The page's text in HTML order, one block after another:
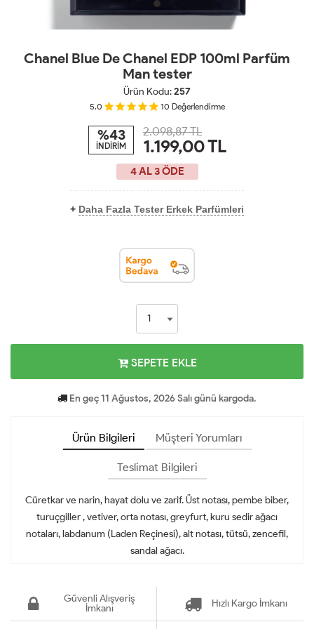
Chanel Blue De Chanel EDP 100ml Parfüm
Man tester
Ürün Kodu:257
5.0 10 Değerlendirme
%43
İNDİRİM
2.098,87 TL
1.199,00TL
4 AL 3 ÖDE
+ Daha Fazla Tester Erkek Parfümleri
SEPETE EKLE
En geç 11 Ağustos, 2026 Salı günü kargoda.
Ürün Bilgileri Müşteri Yorumları
Teslimat Bilgileri
Cüretkar ve narin, hayat dolu ve zarif. Üst notası, pembe biber,
turuçgiller , vetiver, orta notası, greyfurt, kuru sedir ağacı
notaları, labdanum (Laden Reçinesi), alt notası, tütsü, zencefil,
sandal ağacı.
Güvenli Alışveriş
İmkanı
Hızlı Kargo İmkanı